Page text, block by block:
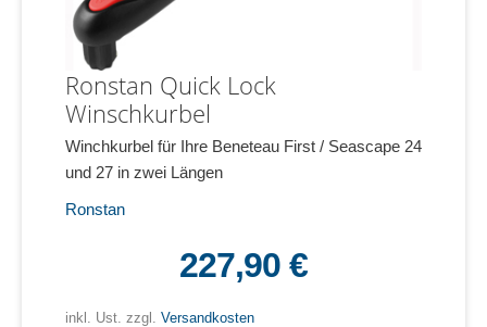
Ronstan Quick Lock
Winschkurbel
Winchkurbel für Ihre Beneteau First / Seascape 24
und 27 in zwei Längen
Ronstan
227,90 €
inkl. Ust. zzgl. Versandkosten